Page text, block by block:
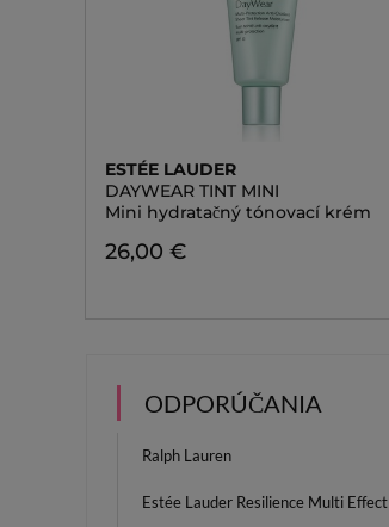
ESTÉE LAUDER
DAYWEAR TINT MINI
Mini hydratačný tónovací krém
26,00 €
ODPORÚČANIA
Ralph Lauren
Estée Lauder Resilience Multi Effect